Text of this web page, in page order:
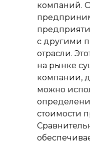
компаний.
с другими
отрасли.
на рынке
компании,
можно
стоимости